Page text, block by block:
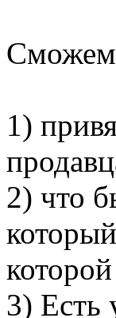
Сможем
1)
2) что
3) Есть